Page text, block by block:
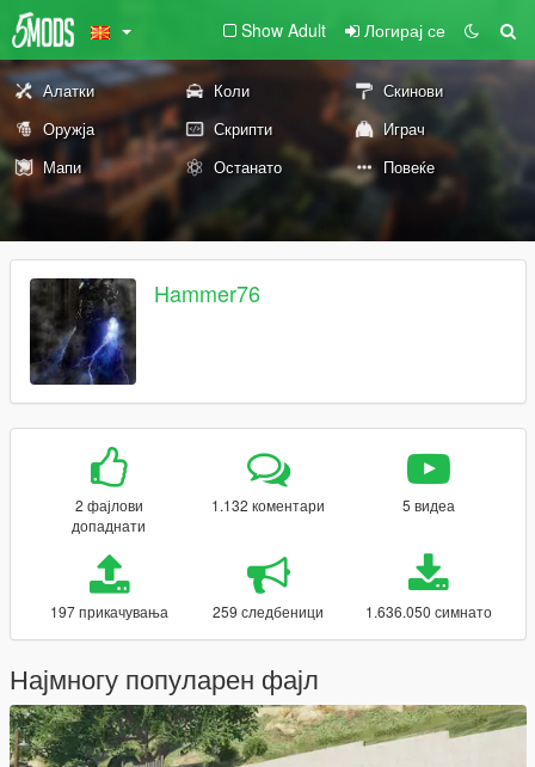
Show Adult Логирај се
Алатки Коли
Скинови
Оружја
Скрипти
Играч
Мапи
Останато Повеќе
Hammer76
2 фајлови
допаднати
1.132 коментари 5 видеа
197 прикачувања 259 следбеници 1.636.050 симнато
Најмногу популарен фајл